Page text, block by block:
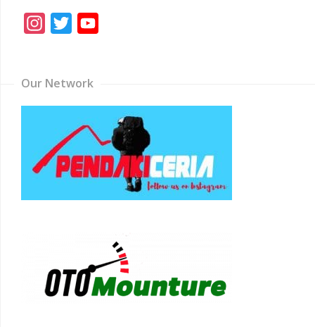
Instagram
Twitter
Our Network